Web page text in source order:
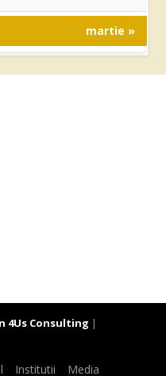
martie »
4Us Consulting |
Institutii Media